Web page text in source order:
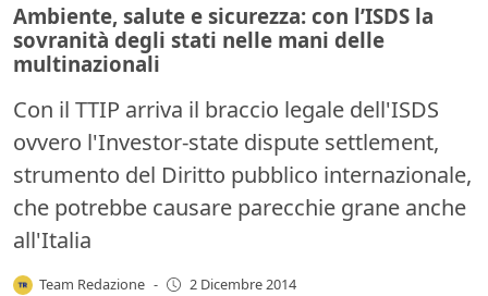
Ambiente, salute e sicurezza: con l’ISDS la
sovranità degli stati nelle mani delle
multinazionali
Con il TTIP arriva il braccio legale dell'ISDS
ovvero l'Investor-state dispute settlement,
strumento del Diritto pubblico internazionale,
che potrebbe causare parecchie grane anche
all'Italia
Team Redazione - 2 Dicembre 2014